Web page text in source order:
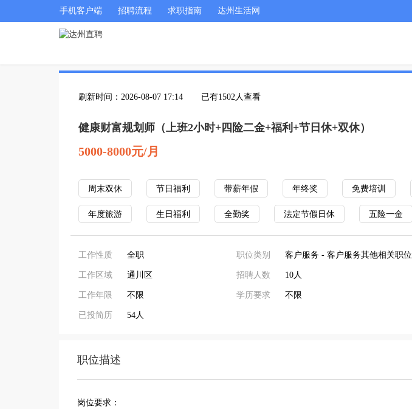
手机客户端 招聘流程 求职指南 达州生活网
刷新时间：2026-08-07 17:14 已有1502人查看
健康财富规划师（上班2小时+四险二金+福利+节日休+双休）
5000-8000元/月
周末双休 节日福利 带薪年假 年终奖 免费培训
年度旅游 生日福利 全勤奖 法定节假日休 五险一金
工作性质 全职
工作区域 通川区
工作年限 不限
已投简历 54人
职位类别 客户服务 - 客户服务其他相关职位
招聘人数 10人
学历要求 不限
职位描述
岗位要求：